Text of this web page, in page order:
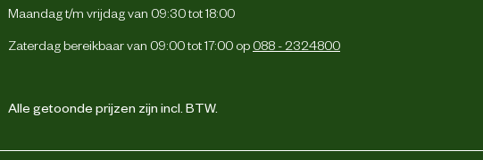
Maandag t/m vrijdag van 09:30 tot 18:00
Zaterdag bereikbaar van 09:00 tot 17:00 op 088 - 2324800
Alle getoonde prijzen zijn incl. BTW.